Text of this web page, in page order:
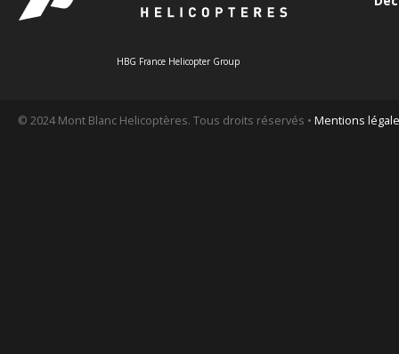
HBG France Helicopter Group
© 2024 Mont Blanc Helicoptères. Tous droits réservés • Mentions